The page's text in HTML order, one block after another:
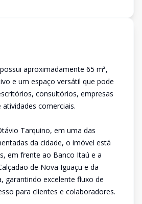
aproximadamente 65 m²,
e um espaço versátil que pode
consultórios, empresas
comerciais.
Tarquino, em uma das
da cidade, o imóvel está
em frente ao Banco Itaú e a
de Nova Iguaçu e da
garantindo excelente fluxo de
para clientes e colaboradores.